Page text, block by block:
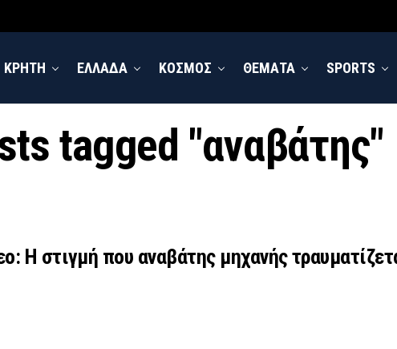
ΚΡΗΤΗ ΕΛΛΑΔΑ ΚΟΣΜΟΣ ΘΕΜΑΤΑ SPORTS
tagged "αναβάτης"
Η στιγμή που αναβάτης μηχανής